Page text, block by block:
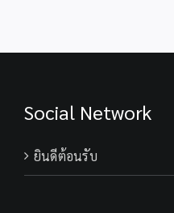
Social Network
ยินดีต้อนรับ